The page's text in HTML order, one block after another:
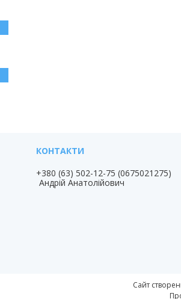
+380 (63) 502-12-75 0675021275
Андрій Анатолійович
Сайт